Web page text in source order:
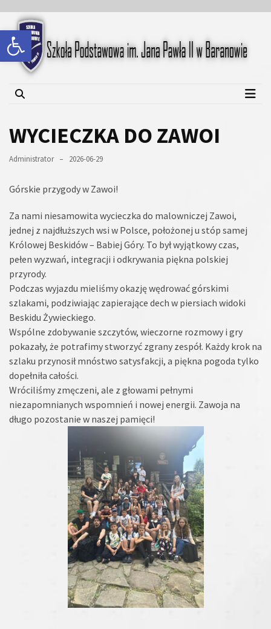
Open toolbar
content
content
Szkoła Podstawowa im.
Jana Pawła II w Baranowie
WYCIECZKA DO ZAWOI
Administrator 2026-06-29
Górskie przygody w Zawoi!
​Za nami niesamowita wycieczka do malowniczej Zawoi,
jednej z najdłuższych wsi w Polsce, położonej u stóp samej
Królowej Beskidów – Babiej Góry. To był wyjątkowy czas,
pełen wyzwań, integracji i odkrywania piękna polskiej
przyrody.
​Podczas wyjazdu mieliśmy okazję wędrować górskimi
szlakami, podziwiając zapierające dech w piersiach widoki
Beskidu Żywieckiego.
Wspólne zdobywanie szczytów, wieczorne rozmowy i gry
pokazały, że potrafimy stworzyć zgrany zespół. Każdy krok na
szlaku przynosił mnóstwo satysfakcji, a piękna pogoda tylko
dopełniła całości.
​Wróciliśmy zmęczeni, ale z głowami pełnymi
niezapomnianych wspomnień i nowej energii. Zawoja na
długo pozostanie w naszej pamięci!